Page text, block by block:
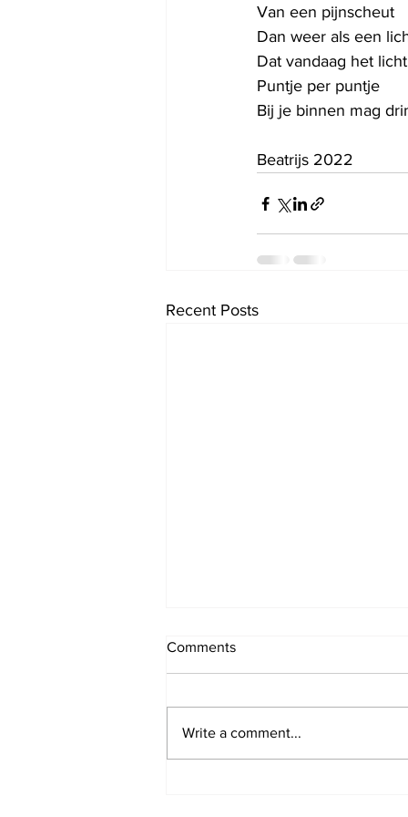
Van een pijnscheut
Dan weer als een
Dat vandaag het licht
Puntje per puntje
Bij je binnen mag
Beatrijs 2022
Recent Posts
Samen zijn en doen
Comments
Write a comment...